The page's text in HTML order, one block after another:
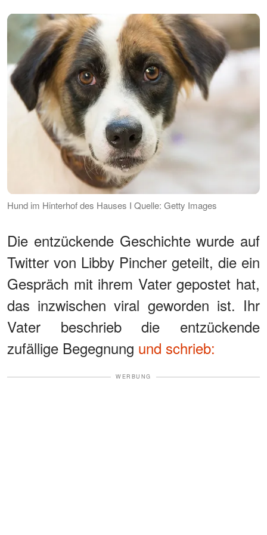
Hund im Hinterhof des Hauses I Quelle: Getty Images
Die entzückende Geschichte wurde auf
Twitter von Libby Pincher geteilt, die ein
Gespräch mit ihrem Vater gepostet hat,
das inzwischen viral geworden ist. Ihr
Vater beschrieb die entzückende
zufällige Begegnung und schrieb:
WERBUNG